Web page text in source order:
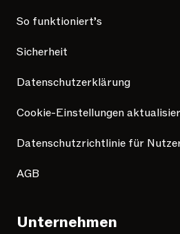
So funktioniert’s
Sicherheit
Datenschutzerklärung
Cookie-Einstellungen
Datenschutzrichtlinie für
AGB
Unternehmen